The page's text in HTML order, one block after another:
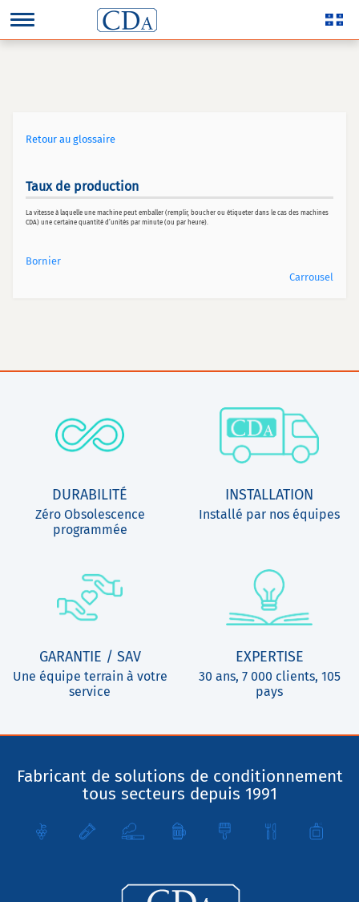
Retour au glossaire
Taux de production
La vitesse à laquelle une machine peut emballer (remplir, boucher ou étiqueter dans le cas des machines
CDA) une certaine quantité d’unités par minute (ou par heure).
Bornier
Carrousel
DURABILITÉ
Zéro Obsolescence
programmée
INSTALLATION
Installé par nos équipes
GARANTIE / SAV
Une équipe terrain à votre
service
EXPERTISE
30 ans, 7 000 clients, 105
pays
Fabricant de solutions de conditionnement
tous secteurs depuis 1991